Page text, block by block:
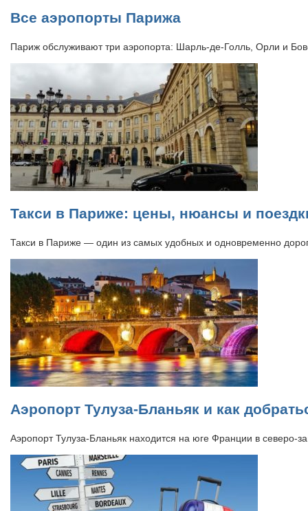
Все аэропорты Парижа
Париж обслуживают три аэропорта: Шарль-де-Голль, Орли и
Такси в Париже: цены, нюансы и
Такси в Париже — один из самых удобных и одновременно
Аэропорт Тулуза-Бланьяк и как
Аэропорт Тулуза-Бланьяк находится на юге Франции в